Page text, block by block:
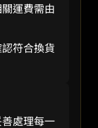
運費需由
符合換貨
處理每一